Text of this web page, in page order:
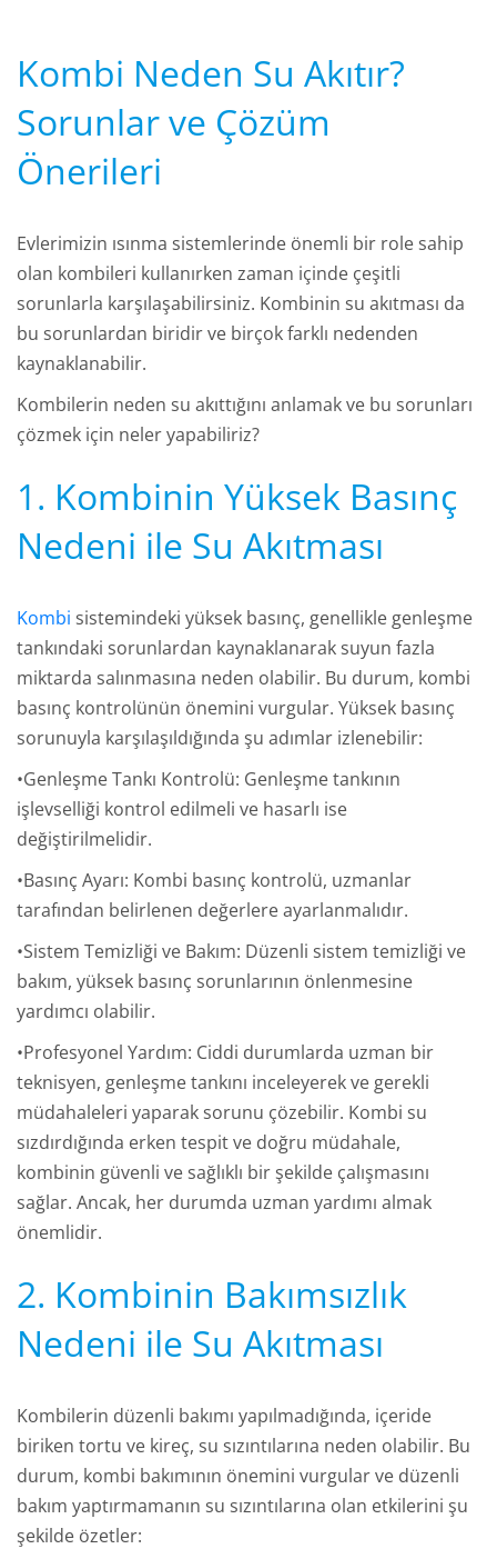
Kombi Neden Su Akıtır?
Sorunlar ve Çözüm
Önerileri
Evlerimizin ısınma sistemlerinde önemli bir role sahip
olan kombileri kullanırken zaman içinde çeşitli
sorunlarla karşılaşabilirsiniz. Kombinin su akıtması da
bu sorunlardan biridir ve birçok farklı nedenden
kaynaklanabilir.
Kombilerin neden su akıttığını anlamak ve bu sorunları
çözmek için neler yapabiliriz?
1. Kombinin Yüksek Basınç
Nedeni ile Su Akıtması
Kombi sistemindeki yüksek basınç, genellikle genleşme
tankındaki sorunlardan kaynaklanarak suyun fazla
miktarda salınmasına neden olabilir. Bu durum, kombi
basınç kontrolünün önemini vurgular. Yüksek basınç
sorunuyla karşılaşıldığında şu adımlar izlenebilir:
•Genleşme Tankı Kontrolü: Genleşme tankının
işlevselliği kontrol edilmeli ve hasarlı ise
değiştirilmelidir.
•Basınç Ayarı: Kombi basınç kontrolü, uzmanlar
tarafından belirlenen değerlere ayarlanmalıdır.
•Sistem Temizliği ve Bakım: Düzenli sistem temizliği ve
bakım, yüksek basınç sorunlarının önlenmesine
yardımcı olabilir.
•Profesyonel Yardım: Ciddi durumlarda uzman bir
teknisyen, genleşme tankını inceleyerek ve gerekli
müdahaleleri yaparak sorunu çözebilir. Kombi su
sızdırdığında erken tespit ve doğru müdahale,
kombinin güvenli ve sağlıklı bir şekilde çalışmasını
sağlar. Ancak, her durumda uzman yardımı almak
önemlidir.
2. Kombinin Bakımsızlık
Nedeni ile Su Akıtması
Kombilerin düzenli bakımı yapılmadığında, içeride
biriken tortu ve kireç, su sızıntılarına neden olabilir. Bu
durum, kombi bakımının önemini vurgular ve düzenli
bakım yaptırmamanın su sızıntılarına olan etkilerini şu
şekilde özetler: